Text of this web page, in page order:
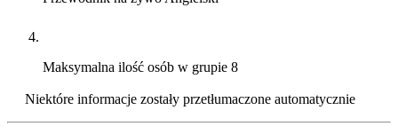
Maksymalna ilość osób w grupie 8
Niektóre informacje zostały przetłumaczone automatycznie